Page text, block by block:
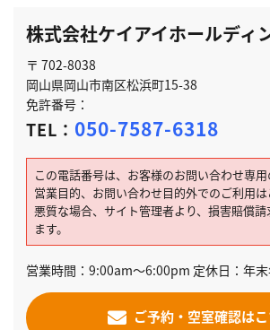
株式会社ケイアイホールディ
〒 702-8038
岡山県岡山市南区松浜町15-38
免許番号：
TEL： 050-7587-6318
この電話番号は、お客様のお問い合わせ専用
営業目的、お問い合わせ目的外でのご利用は
悪質な場合、サイト管理者より、損害賠償
ます。
営業時間：9:00am～6:00pm 定休日：年
ご予約・空室確認は